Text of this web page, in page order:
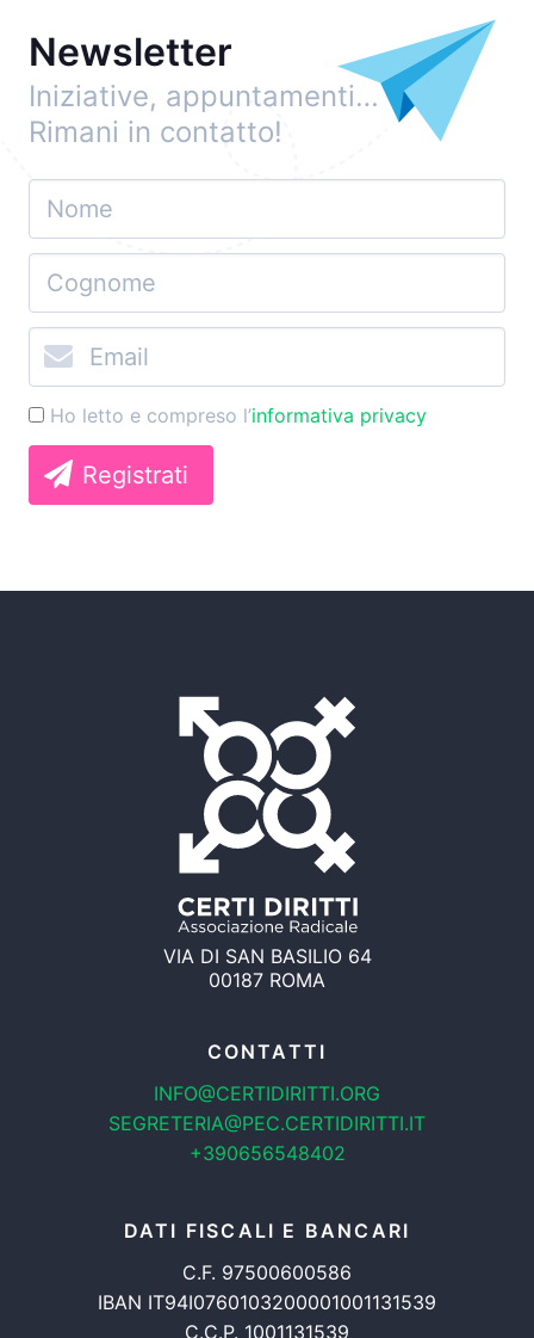
Newsletter
Iniziative, appuntamenti…
Rimani in contatto!
Ho letto e compreso l’informativa privacy
Registrati
VIA DI SAN BASILIO 64
00187 ROMA
CONTATTI
INFO@CERTIDIRITTI.ORG
SEGRETERIA@PEC.CERTIDIRITTI.IT
+390656548402
DATI FISCALI E BANCARI
C.F. 97500600586
IBAN IT94I0760103200001001131539
C.C.P. 1001131539